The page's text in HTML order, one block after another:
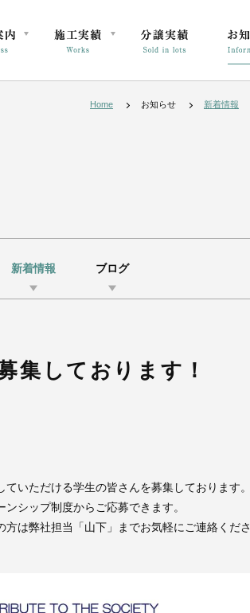
Home お知らせ 新着情報
新着情報 ブログ
集しております！
いただける学生の皆さんを募集しております。
シップ制度からご応募できます。
は弊社担当「山下」までお気軽にご連絡くださ